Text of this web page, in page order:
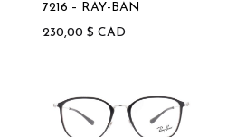
7216 – RAY-BAN
230,00 $ CAD